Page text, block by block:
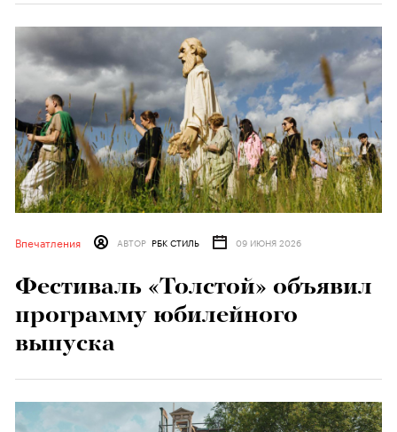
Впечатления АВТОР РБК СТИЛЬ 09 ИЮНЯ 2026
Фестиваль «Толстой» объявил
программу юбилейного
выпуска